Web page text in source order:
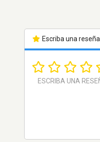
Escriba una reseña